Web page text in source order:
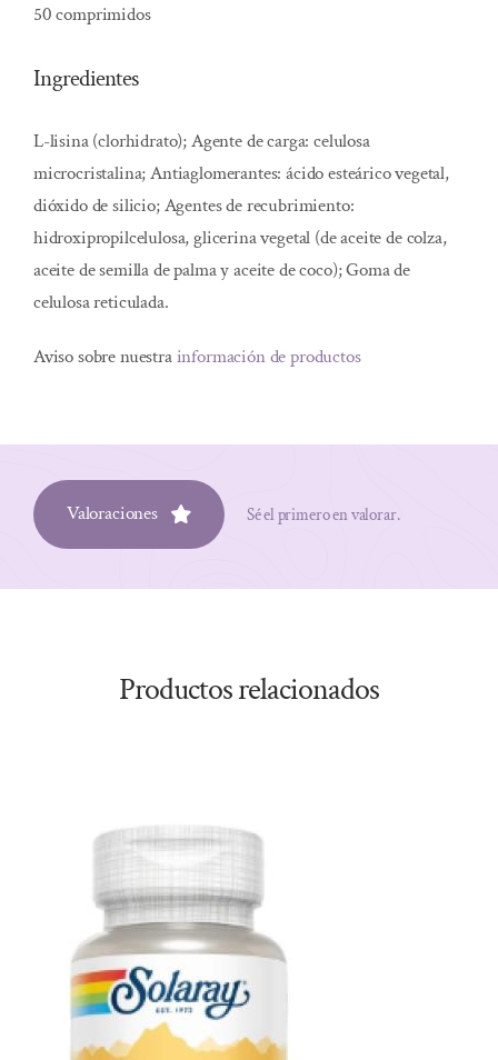
50 comprimidos
Ingredientes
L-lisina (clorhidrato); Agente de carga: celulosa
microcristalina; Antiaglomerantes: ácido esteárico vegetal,
dióxido de silicio; Agentes de recubrimiento:
hidroxipropilcelulosa, glicerina vegetal (de aceite de colza,
aceite de semilla de palma y aceite de coco); Goma de
celulosa reticulada.
Aviso sobre nuestrainformación de productos
Valoraciones Sé el primero en valorar.
Productos relacionados